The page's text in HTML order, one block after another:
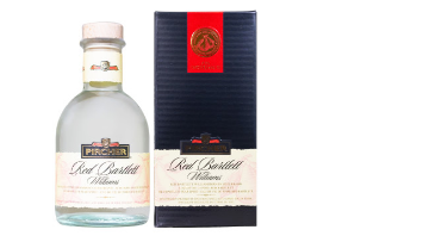
In den Korb